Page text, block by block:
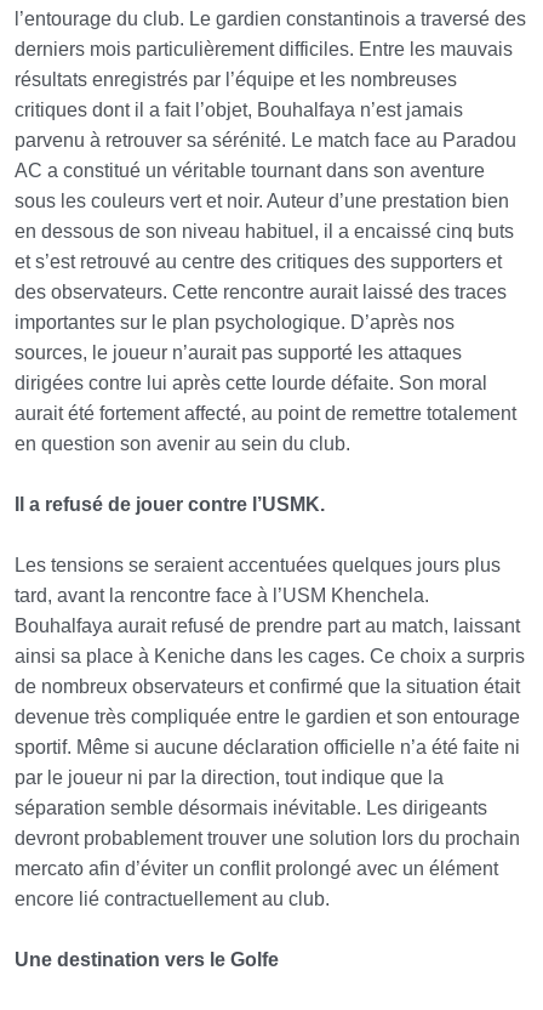
l’entourage du club. Le gardien constantinois a traversé des
derniers mois particulièrement difficiles. Entre les mauvais
résultats enregistrés par l’équipe et les nombreuses
critiques dont il a fait l’objet, Bouhalfaya n’est jamais
parvenu à retrouver sa sérénité. Le match face au Paradou
AC a constitué un véritable tournant dans son aventure
sous les couleurs vert et noir. Auteur d’une prestation bien
en dessous de son niveau habituel, il a encaissé cinq buts
et s’est retrouvé au centre des critiques des supporters et
des observateurs. Cette rencontre aurait laissé des traces
importantes sur le plan psychologique. D’après nos
sources, le joueur n’aurait pas supporté les attaques
dirigées contre lui après cette lourde défaite. Son moral
aurait été fortement affecté, au point de remettre totalement
en question son avenir au sein du club.
Il a refusé de jouer contre l’USMK.
Les tensions se seraient accentuées quelques jours plus
tard, avant la rencontre face à l’USM Khenchela.
Bouhalfaya aurait refusé de prendre part au match, laissant
ainsi sa place à Keniche dans les cages. Ce choix a surpris
de nombreux observateurs et confirmé que la situation était
devenue très compliquée entre le gardien et son entourage
sportif. Même si aucune déclaration officielle n’a été faite ni
par le joueur ni par la direction, tout indique que la
séparation semble désormais inévitable. Les dirigeants
devront probablement trouver une solution lors du prochain
mercato afin d’éviter un conflit prolongé avec un élément
encore lié contractuellement au club.
Une destination vers le Golfe